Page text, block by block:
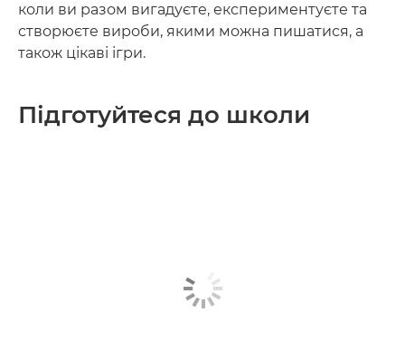
коли ви разом вигадуєте, експериментуєте та
створюєте вироби, якими можна пишатися, а
також цікаві ігри.
Підготуйтеся до школи